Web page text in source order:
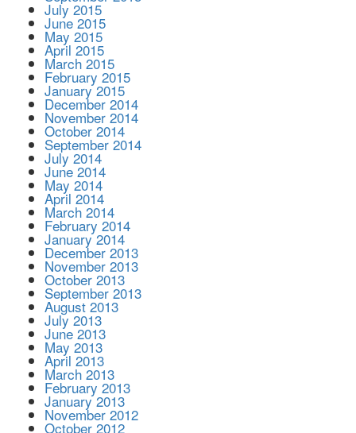
July 2015
June 2015
May 2015
April 2015
March 2015
February 2015
January 2015
December 2014
November 2014
October 2014
September 2014
July 2014
June 2014
May 2014
April 2014
March 2014
February 2014
January 2014
December 2013
November 2013
October 2013
September 2013
August 2013
July 2013
June 2013
May 2013
April 2013
March 2013
February 2013
January 2013
November 2012
October 2012